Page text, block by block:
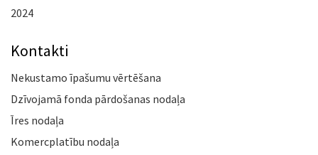
2024
Kontakti
Nekustamo īpašumu vērtēšana
Dzīvojamā fonda pārdošanas nodaļa
Īres nodaļa
Komercplatību nodaļa